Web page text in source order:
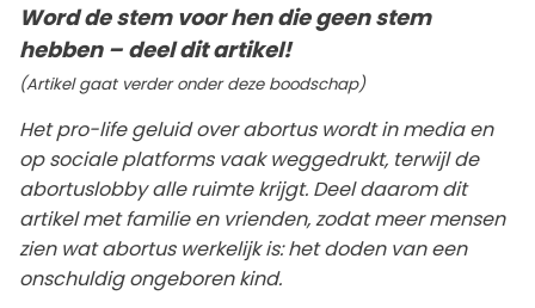
Word de stem voor hen die geen stem
hebben – deel dit artikel!
(Artikel gaat verder onder deze boodschap)
Het pro-life geluid over abortus wordt in media en
op sociale platforms vaak weggedrukt, terwijl de
abortuslobby alle ruimte krijgt. Deel daarom dit
artikel met familie en vrienden, zodat meer mensen
zien wat abortus werkelijk is: het doden van een
onschuldig ongeboren kind.